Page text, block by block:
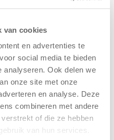
van cookies
en advertenties te
social media te bieden
analyseren. Ook delen we
onze site met onze
en analyse. Deze
combineren met andere
of die ze hebben
van hun services.
Kids First
tekent
koopcontract
voor nieuw
kindcentrum in
wijk Wiarda in
Leeuwarden